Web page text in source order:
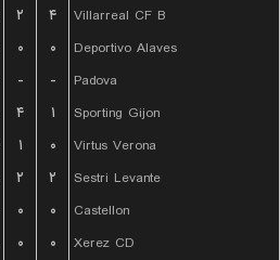
۲ ۴
Villarreal CF B
۰ ۰
Deportivo Alaves
- -
Padova
۴ ۱
Sporting Gijon
۱ ۰
Virtus Verona
۲ ۲
Sestri Levante
۰ ۰
Castellon
۰ ۰
Xerez CD